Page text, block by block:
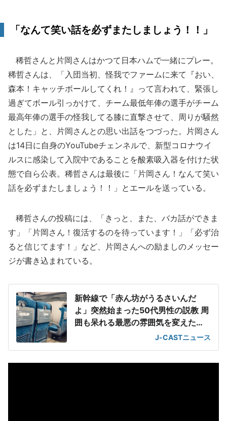
「なんて笑い話を必ずまたしましょう！！」
稀哲さんと片岡さんはかつて日本ハムで一緒にプレー。
稀哲さんは、「入団当初、怪我でファームに来て『おい、
森本！キャッチボールしてくれ！』って言われて、緊張し
過ぎてボール引っかけて、チーム最低年俸の選手がチーム
最高年俸の選手の怪我してる膝に直撃させて、周りが騒然
とした」と、片岡さんとの思い出話をつづった。片岡さん
は14日に自身のYouTubeチェンネルで、新型コロナウイ
ルスに感染して入院中であることを酸素吸入器を付けた状
態で自ら公表。稀哲さんは最後に「片岡さん！なんて笑い
話を必ずまたしましょう！！」とエールを送っている。
稀哲さんの投稿には、「きっと、また、バカ話ができま
す」「片岡さん！復活するのを待っています！」「必ず治
ると信じてます！」など、片岡さんへの励ましのメッセー
ジが書き込まれている。
新幹線で「赤ん坊がうるさいんだ
よ」突然始まった50代男性の説教 周
囲も呆れる最悪の雰囲気を変えた
J-CASTニュース